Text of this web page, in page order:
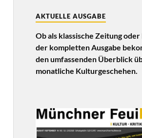
AKTUELLE AUSGABE
Ob als klassische Zeitung oder
der kompletten Ausgabe
den umfassenden Überblick
monatliche Kulturgeschehen.